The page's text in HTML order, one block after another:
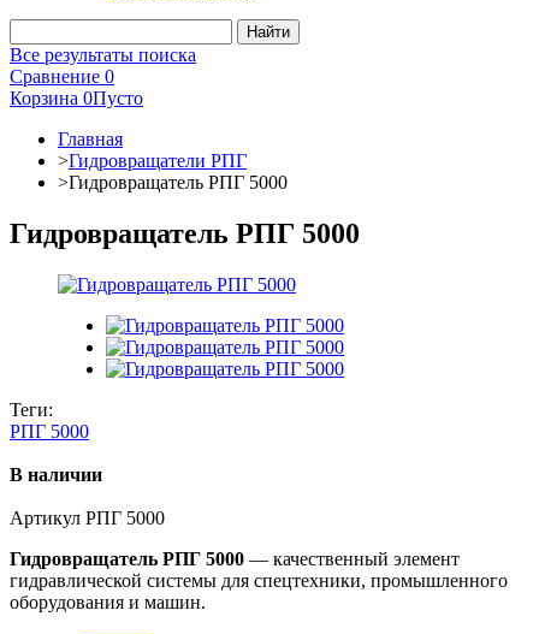
Все результаты поиска
Сравнение 0
Корзина 0Пусто
Главная
>Гидровращатели РПГ
>Гидровращатель РПГ 5000
Гидровращатель РПГ 5000
Теги:
РПГ 5000
В наличии
Артикул РПГ 5000
Гидровращатель РПГ 5000 — качественный элемент
гидравлической системы для спецтехники, промышленного
оборудования и машин.